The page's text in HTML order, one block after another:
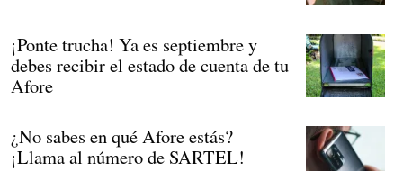
¡Ponte trucha! Ya es septiembre y
debes recibir el estado de cuenta de tu
Afore
¿No sabes en qué Afore estás?
¡Llama al número de SARTEL!